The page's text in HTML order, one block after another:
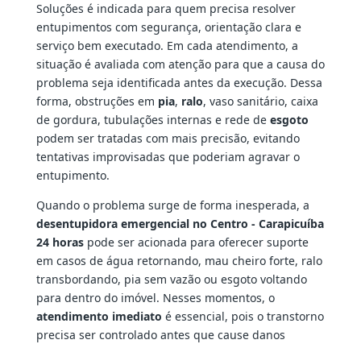
Soluções é indicada para quem precisa resolver
entupimentos com segurança, orientação clara e
serviço bem executado. Em cada atendimento, a
situação é avaliada com atenção para que a causa do
problema seja identificada antes da execução. Dessa
forma, obstruções em pia, ralo, vaso sanitário, caixa
de gordura, tubulações internas e rede de esgoto
podem ser tratadas com mais precisão, evitando
tentativas improvisadas que poderiam agravar o
entupimento.
Quando o problema surge de forma inesperada, a
desentupidora emergencial no Centro - Carapicuíba
24 horaspode ser acionada para oferecer suporte
em casos de água retornando, mau cheiro forte, ralo
transbordando, pia sem vazão ou esgoto voltando
para dentro do imóvel. Nesses momentos, o
atendimento imediato é essencial, pois o transtorno
precisa ser controlado antes que cause danos